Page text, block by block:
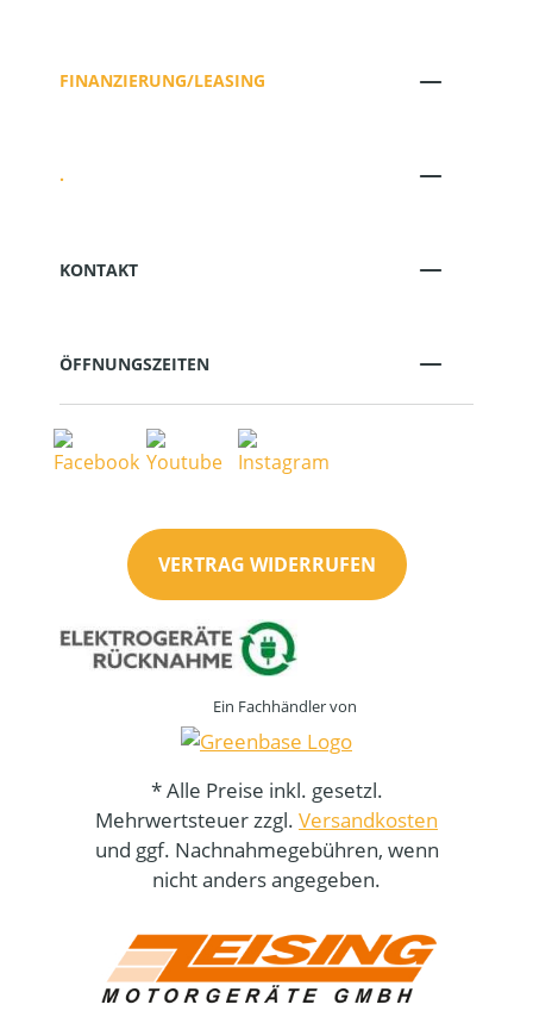
FINANZIERUNG/LEASING
.
KONTAKT
ÖFFNUNGSZEITEN
VERTRAG WIDERRUFEN
Ein Fachhändler von
* Alle Preise inkl. gesetzl.
Mehrwertsteuer zzgl. Versandkosten
und ggf. Nachnahmegebühren, wenn
nicht anders angegeben.